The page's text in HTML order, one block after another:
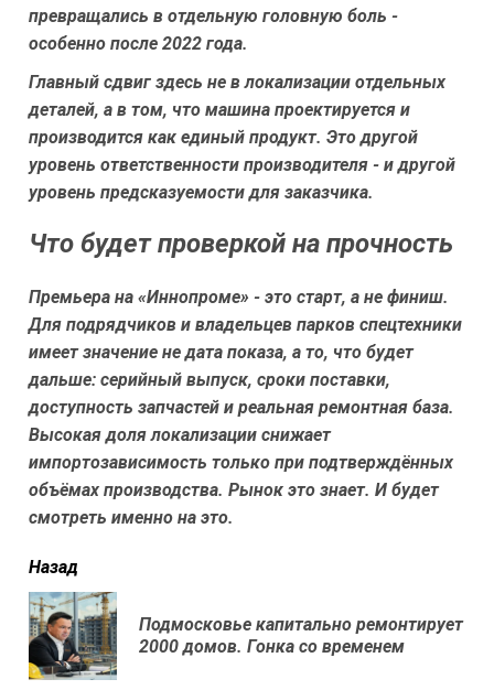
превращались в отдельную головную боль -
особенно после 2022 года.
Главный сдвиг здесь не в локализации отдельных
деталей, а в том, что машина проектируется и
производится как единый продукт. Это другой
уровень ответственности производителя - и другой
уровень предсказуемости для заказчика.
Что будет проверкой на прочность
Премьера на «Иннопроме» - это старт, а не финиш.
Для подрядчиков и владельцев парков спецтехники
имеет значение не дата показа, а то, что будет
дальше: серийный выпуск, сроки поставки,
доступность запчастей и реальная ремонтная база.
Высокая доля локализации снижает
импортозависимость только при подтверждённых
объёмах производства. Рынок это знает. И будет
смотреть именно на это.
читать
еще
Назад
Подмосковье капитально ремонтирует
2000 домов. Гонка со временем